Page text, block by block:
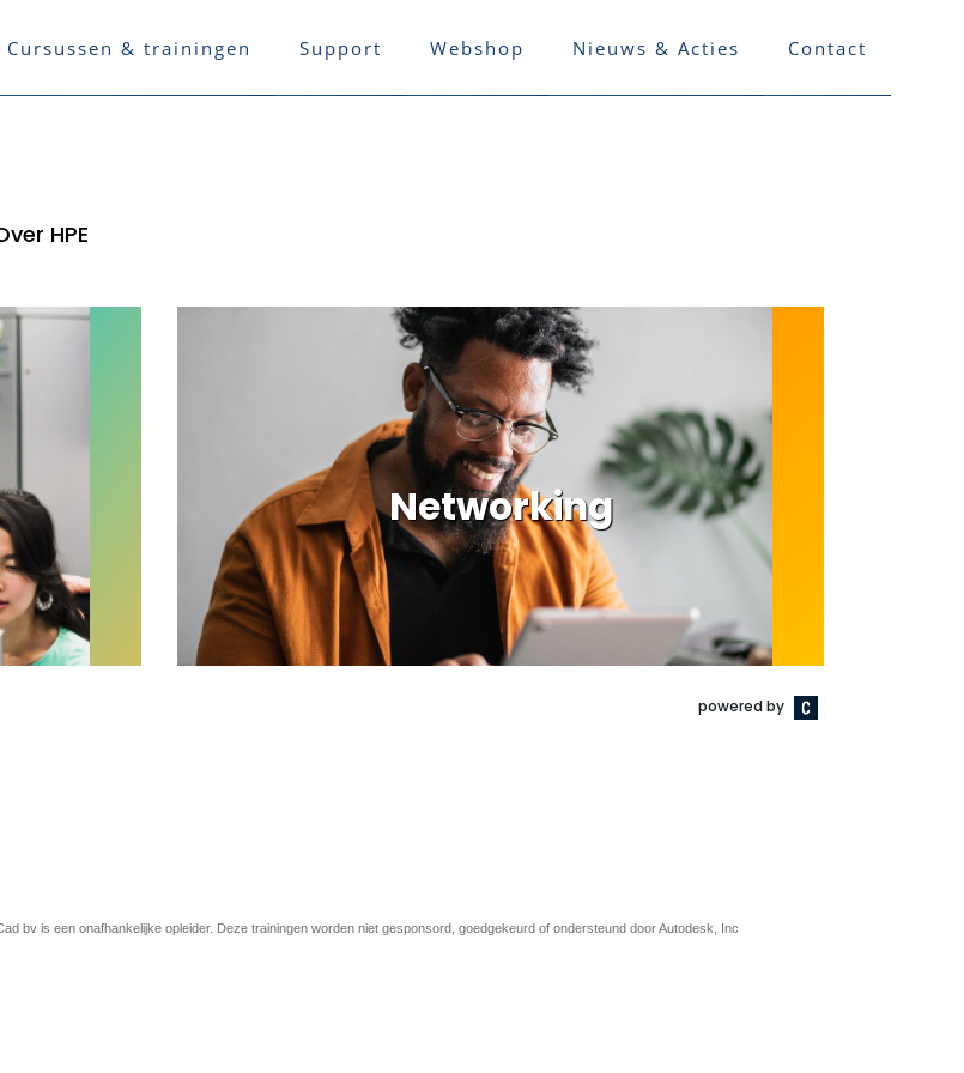
Cursussen & trainingen Support Webshop Nieuws & Acties Contact
is een onafhankelijke opleider. Deze trainingen worden niet gesponsord, goedgekeurd of ondersteund door Autodesk, Inc